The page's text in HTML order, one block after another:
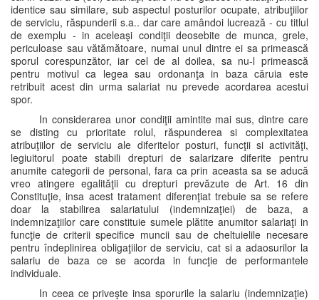
identice sau similare, sub aspectul posturilor ocupate, atribuţiilor
de serviciu, răspunderii s.a.. dar care amândoi lucrează - cu titlul
de exemplu - in aceleaşi condiţii deosebite de munca, grele,
periculoase sau vătămătoare, numai unul dintre ei sa primească
sporul corespunzător, iar cel de al doilea, sa nu-l primească
pentru motivul ca legea sau ordonanţa in baza căruia este
retribuit acest din urma salariat nu prevede acordarea acestui
spor.
In considerarea unor condiţii amintite mai sus, dintre care
se disting cu prioritate rolul, răspunderea si complexitatea
atribuţiilor de serviciu ale diferitelor posturi, funcţii si activităţi,
legiuitorul poate stabili drepturi de salarizare diferite pentru
anumite categorii de personal, fara ca prin aceasta sa se aducă
vreo atingere egalităţii cu drepturi prevăzute de Art. 16 din
Constituţie, insa acest tratament diferenţiat trebuie sa se refere
doar la stabilirea salariatului (indemnizaţiei) de baza, a
indemnizaţiilor care constituie sumele plătite anumitor salariaţi in
funcţie de criterii specifice muncii sau de cheltuielile necesare
pentru îndeplinirea obligaţiilor de serviciu, cat si a adaosurilor la
salariu de baza ce se acorda in funcţie de performantele
individuale.
In ceea ce priveşte insa sporurile la salariu (indemnizaţie)